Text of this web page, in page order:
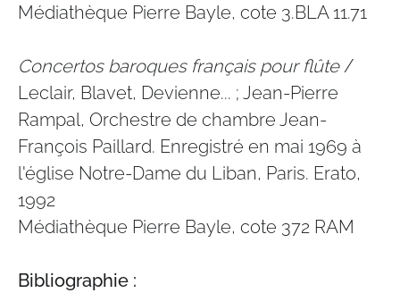
Médiathèque Pierre Bayle, cote 3.BLA 11.71
Concertos baroques français pour flûte/
Leclair, Blavet, Devienne... ; Jean-Pierre
Rampal, Orchestre de chambre Jean-
François Paillard. Enregistré en mai 1969 à
l'église Notre-Dame du Liban, Paris. Erato,
1992
Médiathèque Pierre Bayle, cote 372 RAM
Bibliographie :